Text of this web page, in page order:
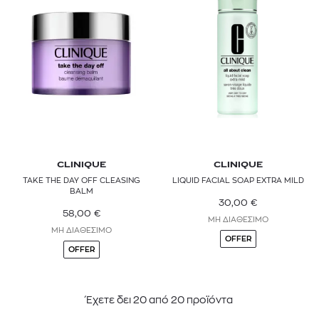
CLINIQUE
TAKE THE DAY OFF CLEASING
BALM
58,00 €
ΜΗ ΔΙΑΘΕΣΙΜΟ
OFFER
CLINIQUE
LIQUID FACIAL SOAP EXTRA MILD
30,00 €
ΜΗ ΔΙΑΘΕΣΙΜΟ
OFFER
Έχετε δει 20 από 20 προϊόντα